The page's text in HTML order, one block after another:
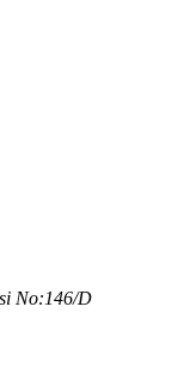
No:146/D